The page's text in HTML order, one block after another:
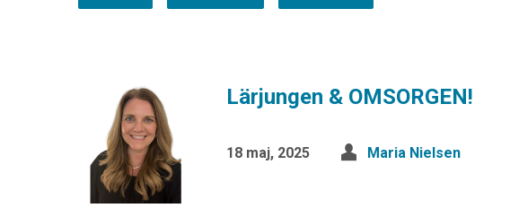
Lärjungen & OMSORGEN!
18 maj, 2025 Maria Nielsen